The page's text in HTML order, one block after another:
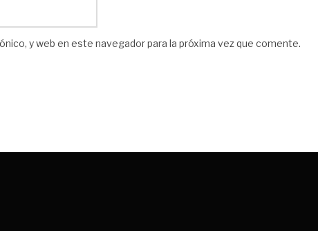
y web en este navegador para la próxima vez que comente.